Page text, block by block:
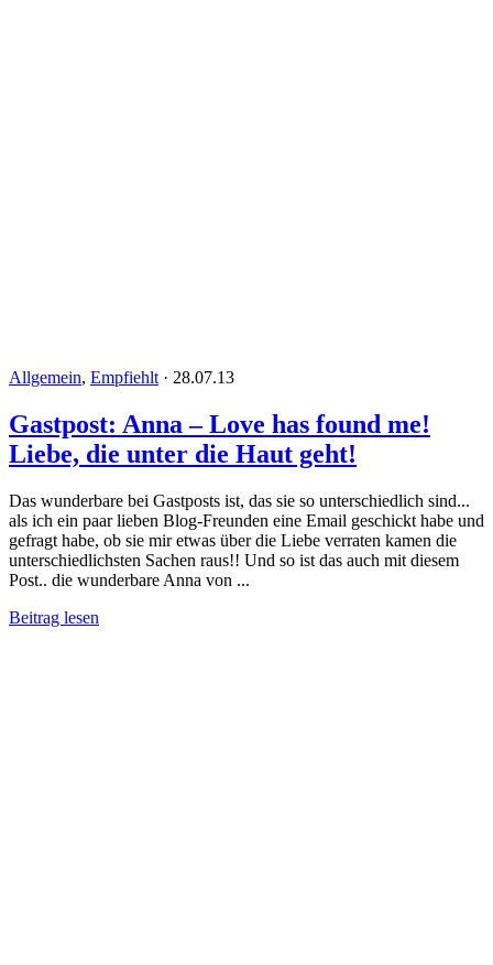
Allgemein, Empfiehlt · 28.07.13
Gastpost: Anna – Love has found me!
Liebe, die unter die Haut geht!
Das wunderbare bei Gastposts ist, das sie so unterschiedlich sind...
als ich ein paar lieben Blog-Freunden eine Email geschickt habe und
gefragt habe, ob sie mir etwas über die Liebe verraten kamen die
unterschiedlichsten Sachen raus!! Und so ist das auch mit diesem
Post.. die wunderbare Anna von ...
Beitrag lesen